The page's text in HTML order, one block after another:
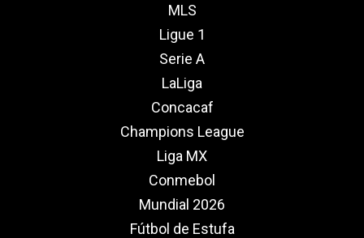
MLS
Ligue 1
Serie A
LaLiga
Concacaf
Champions League
Liga MX
Conmebol
Mundial 2026
Fútbol de Estufa